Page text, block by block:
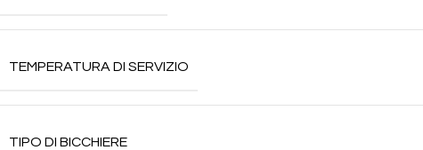
TEMPERATURA DI SERVIZIO
TIPO DI BICCHIERE